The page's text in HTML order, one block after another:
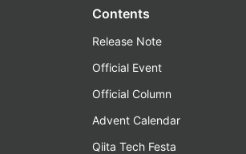
Contents
Release Note
Official Event
Official Column
Advent Calendar
Qiita Tech Festa